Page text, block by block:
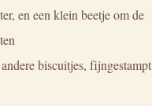
en een klein beetje om de
biscuitjes, fijngestampt